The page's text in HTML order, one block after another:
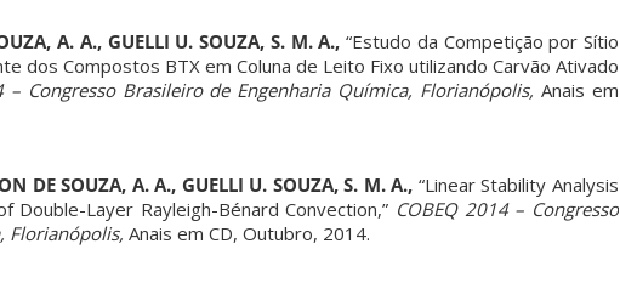
A. A., GUELLI U. SOUZA, S. M. A., “Estudo da Competição por Sítio
dos Compostos BTX em Coluna de Leito Fixo utilizando Carvão Ativado
– Congresso Brasileiro de Engenharia Química, Florianópolis, Anais em
DE SOUZA, A. A., GUELLI U. SOUZA, S. M. A., “Linear Stability Analysis
Double-Layer Rayleigh-Bénard Convection,” COBEQ 2014 – Congresso
Florianópolis, Anais em CD, Outubro, 2014.